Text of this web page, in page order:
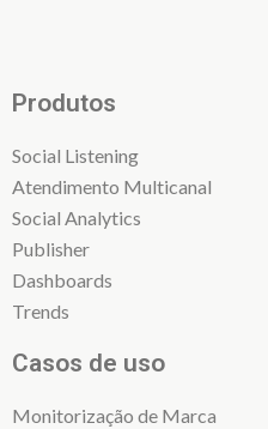
Produtos
Social Listening
Atendimento Multicanal
Social Analytics
Publisher
Dashboards
Trends
Casos de uso
Monitorização de Marca